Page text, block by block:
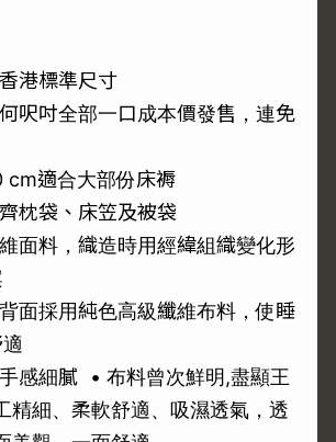
港標準尺寸
呎吋全部一口成本價發售，連免
cm適合大部份床褥
枕袋、床笠及被袋
面料，織造時用經緯組織變化形
面採用純色高級纖維布料，使睡
感細膩 • 布料曾次鮮明,盡顯王
精細、柔軟舒適、吸濕透氣，透